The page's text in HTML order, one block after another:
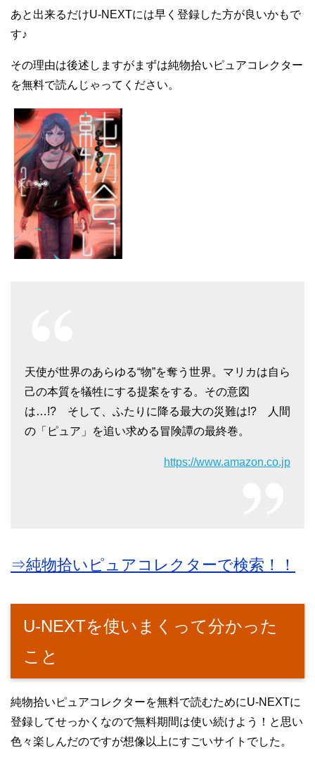
あと出来るだけU-NEXTには早く登録した方が良いかもで
す♪
その理由は後述しますがまずは純物拾いピュアコレクター
を無料で読んじゃってください。
天使が世界のあらゆる“物”を奪う世界。マリカは自ら
己の本質を犠牲にする提案をする。その意図
は…!? そして、ふたりに降る最大の災難は!? 人間
の「ピュア」を追い求める冒険譚の最終巻。
https://www.amazon.co.jp
⇒純物拾いピュアコレクターで検索！！
U-NEXTを使いまくって分かった
こと
純物拾いピュアコレクターを無料で読むためにU-NEXTに
登録してせっかくなので無料期間は使い続けよう！と思い
色々楽しんだのですが想像以上にすごいサイトでした。